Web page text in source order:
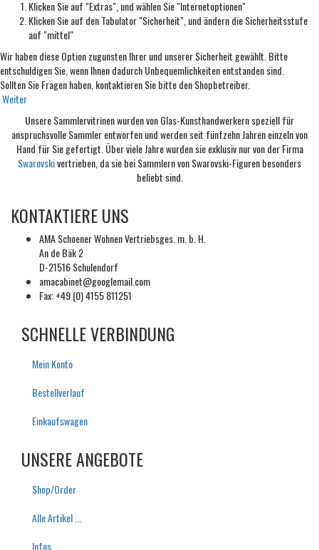
Klicken Sie auf "Extras", und wählen Sie "Internetoptionen"
Klicken Sie auf den Tabulator "Sicherheit", und ändern die Sicherheitsstufe
auf "mittel"
Wir haben diese Option zugunsten Ihrer und unserer Sicherheit gewählt. Bitte
entschuldigen Sie, wenn Ihnen dadurch Unbequemlichkeiten entstanden sind.
Sollten Sie Fragen haben, kontaktieren Sie bitte den Shopbetreiber.
Weiter
Unsere Sammlervitrinen wurden von Glas-Kunsthandwerkern speziell für
anspruchsvolle Sammler entworfen und werden seit fünfzehn Jahren einzeln von
Hand für Sie gefertigt. Über viele Jahre wurden sie exklusiv nur von der Firma
Swarovskivertrieben, da sie bei Sammlern von Swarovski-Figuren besonders
beliebt sind.
KONTAKTIERE UNS
AMA Schoener Wohnen Vertriebsges. m. b. H.
An de Bäk 2
D-21516 Schulendorf
amacabinet@googlemail.com
Fax: +49 (0) 4155 811251
SCHNELLE VERBINDUNG
Mein Konto
Bestellverlauf
Einkaufswagen
UNSERE ANGEBOTE
Shop/Order
Alle Artikel ...
Infos